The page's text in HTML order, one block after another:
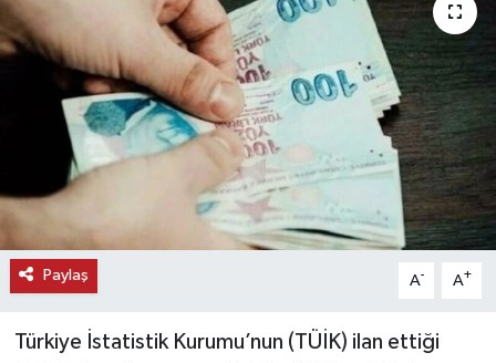
Paylaş A- A+
Türkiye İstatistik Kurumu’nun (TÜİK) ilan ettiği
KEMERBURGAZ
KÜLTÜR - SANAT
MAGAZİN
ÖZEL HABER
SAĞLIK
SPOR